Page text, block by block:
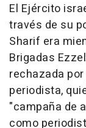
El Ejército
través de su
Sharif era
Brigadas
rechazada
periodista,
"campaña de
como